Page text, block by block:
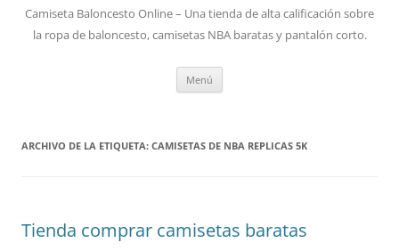
Camiseta Baloncesto Online – Una tienda de alta calificación sobre
la ropa de baloncesto, camisetas NBA baratas y pantalón corto.
Menú
ARCHIVO DE LA ETIQUETA: CAMISETAS DE NBA REPLICAS 5K
Tienda comprar camisetas baratas